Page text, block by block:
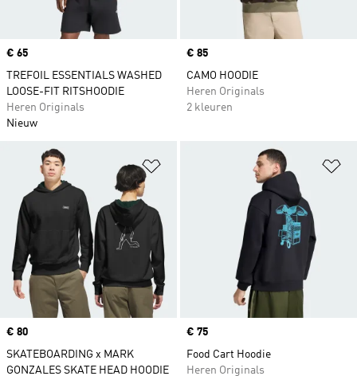
Price
€ 65
TREFOIL ESSENTIALS WASHED
LOOSE-FIT RITSHOODIE
Heren Originals
Nieuw
Price
€ 85
CAMO HOODIE
Heren Originals
2 kleuren
Op verlanglijst zetten
Price
€ 80
SKATEBOARDING x MARK
GONZALES SKATE HEAD HOODIE
Price
€ 75
Food Cart Hoodie
Heren Originals